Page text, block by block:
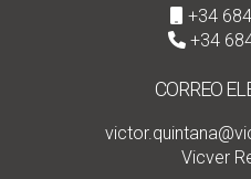
+34
+34
CORREO
Vicver